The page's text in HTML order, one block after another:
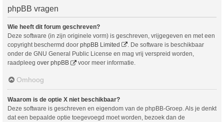
phpBB vragen
Wie heeft dit forum geschreven?
Deze software (in zijn originele vorm) is geschreven, vrijgegeven en met een
copyright beschermd door phpBB Limited
. De software is beschikbaar
onder de GNU General Public License en mag vrij verspreid worden,
raadpleeg over phpBB voor meer informatie.
Omhoog
Waarom is de optie X niet beschikbaar?
Deze software is geschreven en eigendom van de phpBB-Groep. Als je denkt
dat een bepaalde optie toegevoegd moet worden, bezoek dan de